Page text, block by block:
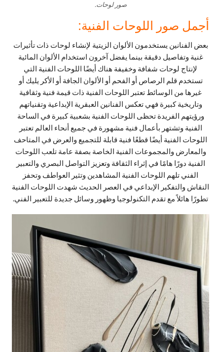
صور لوحات.
أجمل صور اللوحات الفنية:
بعض الفنانين يستخدمون الألوان الزيتية لإنشاء لوحات ذات تأثيرات
غنية وتفاصيل دقيقة بينما يفضل آخرون استخدام الألوان المائية
لإنتاج لوحات شفافة وخفيفة هناك أيضًا اللوحات الفنية التي
تستخدم قلم الرصاص أو الفحم أو الألوان الجافة أو الأكر يليك أو
غيرها من الوسائط تعتبر اللوحات الفنية ذات قيمة فنية وثقافية
وتاريخية كبيرة فهي تعكس الفنانين العبقرية الإبداعية وتقنياتهم
ورؤيتهم الفريدة تحظى اللوحات الفنية بشعبية كبيرة في الساحة
الفنية وتشتهر بأعمال فنية مشهورة في جميع أنحاء العالم تعتبر
اللوحات الفنية أيضًا قطعًا فنية قابلة للتجميع والعرض في المتاحف
والمعارض والمجموعات الفنية الخاصة بصفة عامة تلعب اللوحات
الفنية دورًا هامًا في إثراء الثقافة وتعزيز التواصل البصري والتعبير
الفني تلهم اللوحات الفنية المشاهدين وتثير العواطف وتحفز
النقاش والتفكير الإبداعي في العصر الحديث شهدت اللوحات الفنية
تطورًا هائلاً مع تقدم التكنولوجيا وظهور وسائل جديدة للتعبير الفني.